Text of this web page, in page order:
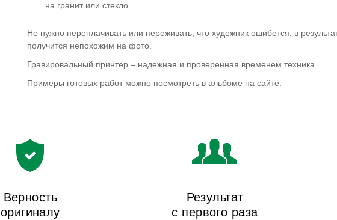
на гранит или стекло.
Не нужно переплачивать или переживать, что художник ошибется, в
получится непохожим на фото.
Гравировальный принтер – надежная и проверенная временем техника.
Примеры готовых работ можно посмотреть в альбоме на сайте.
Верность
оригиналу
Результат
с первого раза